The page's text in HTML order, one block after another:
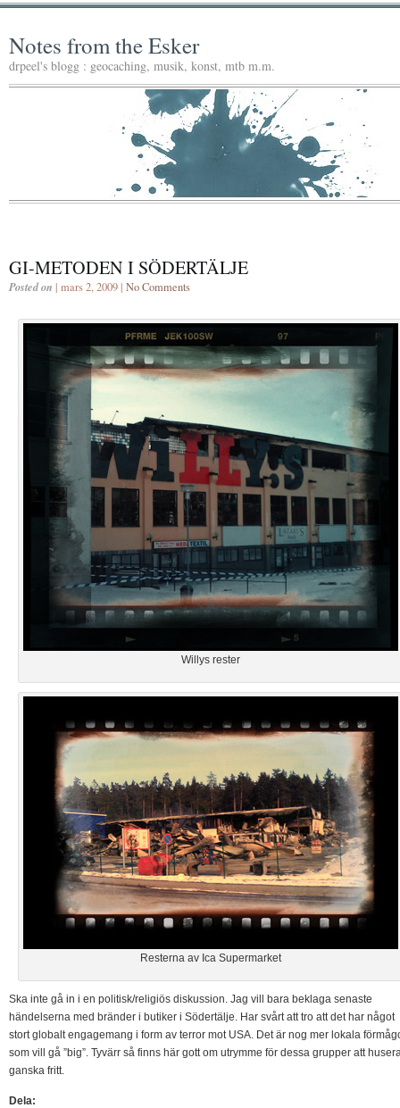
Notes from the Esker
drpeel's blogg : geocaching, musik, konst, mtb m.m.
GI-METODEN I SÖDERTÄLJE
Posted on | mars 2, 2009 | No Comments
Willys rester
Resterna av Ica Supermarket
Ska inte gå in i en politisk/religiös diskussion. Jag vill bara beklaga senaste
händelserna med bränder i butiker i Södertälje. Har svårt att tro att det har något
stort globalt engagemang i form av terror mot USA. Det är nog mer lokala
som vill gå ”big”. Tyvärr så finns här gott om utrymme för dessa grupper att
ganska fritt.
Dela: